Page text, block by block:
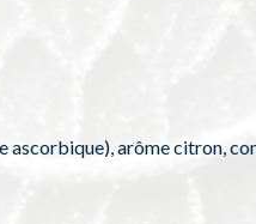
ascorbique), arôme citron,